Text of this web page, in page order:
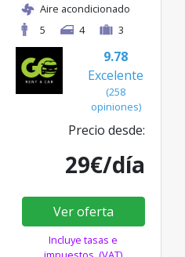
Aire acondicionado
5
4 3
9.78
Excelente
(258
opiniones)
Precio desde:
29€/día
Ver oferta
Incluye tasas e